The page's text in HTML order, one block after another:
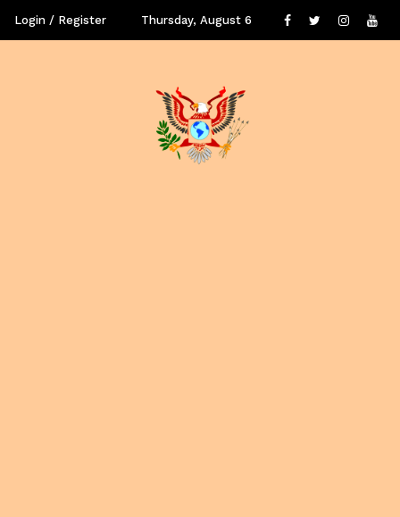
Login / Register Thursday, August 6